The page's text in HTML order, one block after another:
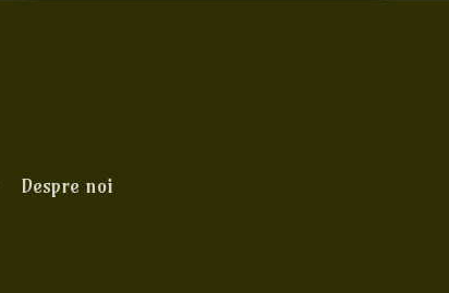
Despre noi